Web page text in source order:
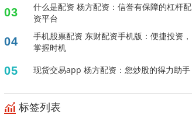
03
什么是配资 杨方配资：信誉有保障的杠杆配
资平台
04
手机股票配资 东财配资手机版：便捷投资，
掌握时机
05 现货交易app 杨方配资：您炒股的得力助手
标签列表